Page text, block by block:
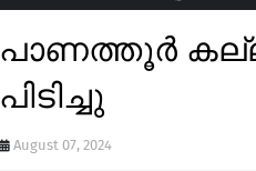
പാണത്തൂർ
പിടിച്ചു
August 07, 2024